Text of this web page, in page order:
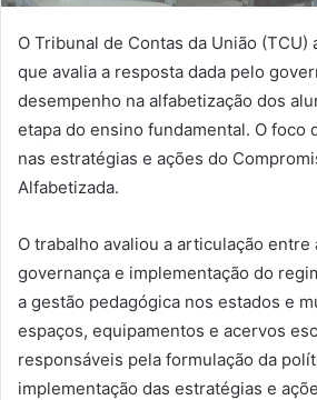
-
m
a
O Tribunal de Contas da União (TCU)
que avalia a resposta dada pelo
desempenho na alfabetização dos
etapa do ensino fundamental. O foco
nas estratégias e ações do
Alfabetizada.
O trabalho avaliou a articulação entre
governança e implementação do
a gestão pedagógica nos estados e
espaços, equipamentos e acervos
responsáveis pela formulação da
implementação das estratégias e